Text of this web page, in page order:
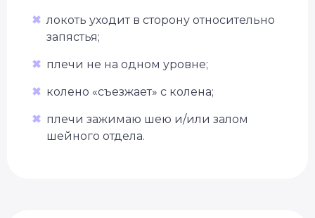
✖ локоть уходит в сторону относительно
запястья;
✖ плечи не на одном уровне;
✖ колено «съезжает» с колена;
✖ плечи зажимаю шею и/или залом
шейного отдела.